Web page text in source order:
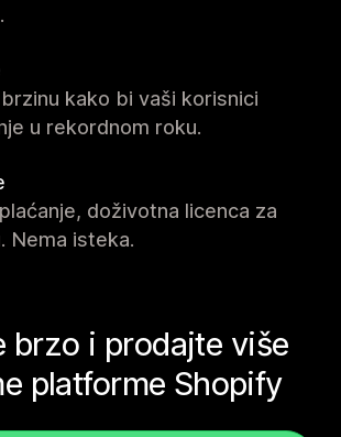
kako bi vaši korisnici
u rekordnom roku.
doživotna licenca za
Nema isteka.
brzo i prodajte više
platforme Shopify